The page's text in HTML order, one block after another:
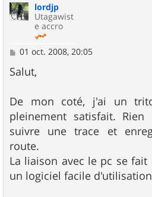
lordjp
Utagawist
e accro
M
s
s
g
e
01 oct. 2008, 20:05
Salut,
De mon coté, j'ai un
pleinement satisfait.
suivre une trace et
route.
La liaison avec le pc se
un logiciel facile